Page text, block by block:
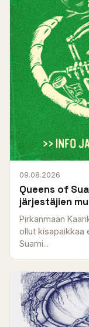
09.08.2026
Queens of
järjestäjien
Pirkanmaan
ollut kisapaikkaa
Suami...